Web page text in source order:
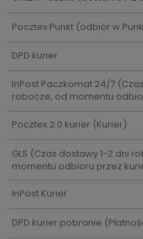
Pocztex Punkt (odbiór w
DPD kurier
InPost Paczkomat 24/7
robocze, od momentu
Pocztex 2.0 kurier (Kurier)
GLS (Czas dostawy 1-2 dni
momentu odbioru przez
InPost Kurier
DPD kurier pobranie